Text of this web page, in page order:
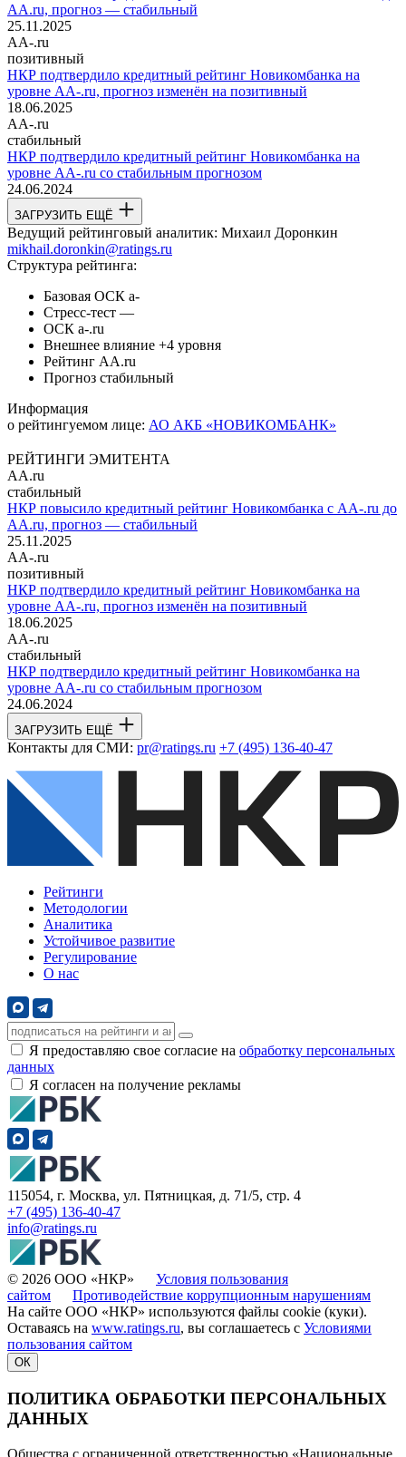
AA.ru, прогноз — стабильный
25.11.2025
AA-.ru
позитивный
НКР подтвердило кредитный рейтинг Новикомбанка на
уровне AA-.ru, прогноз изменён на позитивный
18.06.2025
AA-.ru
стабильный
НКР подтвердило кредитный рейтинг Новикомбанка на
уровне AA-.ru со стабильным прогнозом
24.06.2024
ЗАГРУЗИТЬ ЕЩЁ
Ведущий рейтинговый аналитик: Михаил Доронкин
mikhail.doronkin@ratings.ru
Структура рейтинга:
Базовая ОСК a-
Стресс-тест —
ОСК a-.ru
Внешнее влияние +4 уровня
Рейтинг AA.ru
Прогноз стабильный
Информация
о рейтингуемом лице: АО АКБ «НОВИКОМБАНК»
РЕЙТИНГИ ЭМИТЕНТА
AA.ru
стабильный
НКР повысило кредитный рейтинг Новикомбанка с AA-.ru до
AA.ru, прогноз — стабильный
25.11.2025
AA-.ru
позитивный
НКР подтвердило кредитный рейтинг Новикомбанка на
уровне AA-.ru, прогноз изменён на позитивный
18.06.2025
AA-.ru
стабильный
НКР подтвердило кредитный рейтинг Новикомбанка на
уровне AA-.ru со стабильным прогнозом
24.06.2024
ЗАГРУЗИТЬ ЕЩЁ
Контакты для СМИ: pr@ratings.ru +7 (495) 136-40-47
Рейтинги
Методологии
Аналитика
Устойчивое развитие
Регулирование
О нас
Я предоставляю свое согласие на обработку персональных
данных
Я согласен на получение рекламы
115054, г. Москва, ул. Пятницкая, д. 71/5, стр. 4
+7 (495) 136-40-47
info@ratings.ru
© 2026 ООО «НКР» Условия пользования
сайтом
Противодействие коррупционным нарушениям
На сайте ООО «НКР» используются файлы cookie (куки).
Оставаясь на www.ratings.ru, вы соглашаетесь с Условиями
пользования сайтом
ОК
ПОЛИТИКА ОБРАБОТКИ ПЕРСОНАЛЬНЫХ
ДАННЫХ
Общества с ограниченной ответственностью «Национальные